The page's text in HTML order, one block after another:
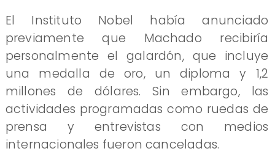
El Instituto Nobel había anunciado
previamente que Machado recibiría
personalmente el galardón, que incluye
una medalla de oro, un diploma y 1,2
millones de dólares. Sin embargo, las
actividades programadas como ruedas de
prensa y entrevistas con medios
internacionales fueron canceladas.